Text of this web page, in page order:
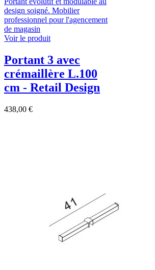
Voir le produit
Portant 3 avec
crémaillère L.100
cm - Retail Design
438,00 €